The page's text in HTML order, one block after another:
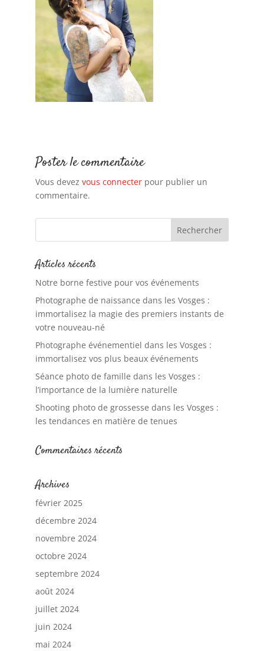
Poster le commentaire
Vous devez vous connecterpour publier un
commentaire.
Articles récents
Notre borne festive pour vos événements
Photographe de naissance dans les Vosges :
immortalisez la magie des premiers instants de
votre nouveau-né
Photographe événementiel dans les Vosges :
immortalisez vos plus beaux événements
Séance photo de famille dans les Vosges :
l’importance de la lumière naturelle
Shooting photo de grossesse dans les Vosges :
les tendances en matière de tenues
Commentaires récents
Archives
février 2025
décembre 2024
novembre 2024
octobre 2024
septembre 2024
août 2024
juillet 2024
juin 2024
mai 2024